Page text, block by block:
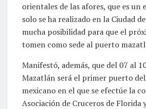
orientales de las afores, que es un
solo se ha realizado en la Ciudad
mucha posibilidad para que el
tomen como sede al puerto
Manifestó, además, que del 07 al
Mazatlán será el primer puerto
mexicano en el que se efectúe la
Asociación de Cruceros de Florida